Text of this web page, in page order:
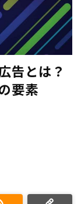
告とは？
要素